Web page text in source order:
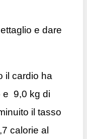
e dare
il cardio ha
e 9,0 kg di
il tasso
calorie al